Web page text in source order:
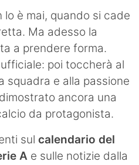
è mai, quando si cade
Ma adesso la
a prendere forma.
poi toccherà al
squadra e alla passione
ancora una
da protagonista.
sul calendario del
A e sulle notizie dalla